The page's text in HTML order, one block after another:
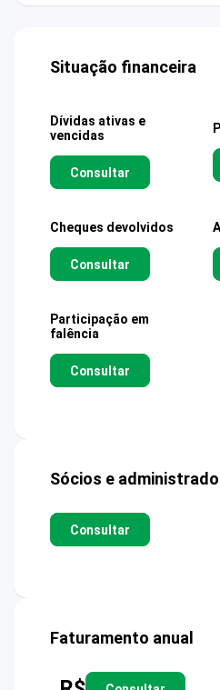
Situação financeira
Dívidas ativas e
vencidas
Consultar
Cheques devolvidos
Consultar
Participação em
falência
Consultar
Sócios e
Consultar
Faturamento anual